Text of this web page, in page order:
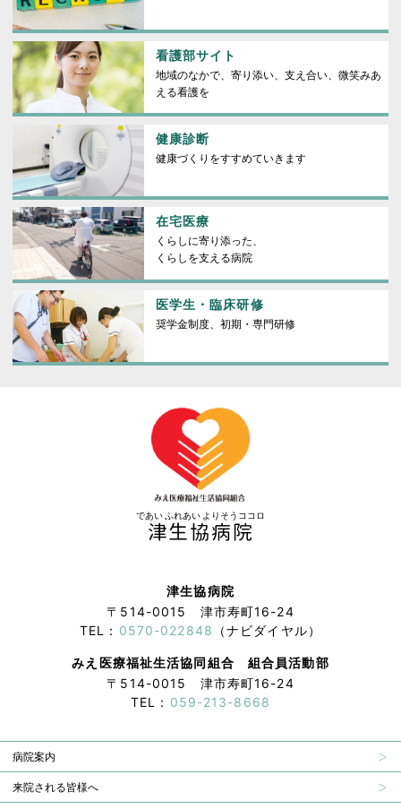
看護部サイト
地域のなかで、寄り添い、支え合い、微笑みあ
える看護を
健康診断
健康づくりをすすめていきます
在宅医療
くらしに寄り添った、
くらしを支える病院
医学生・臨床研修
奨学金制度、初期・専門研修
病院案内
来院される皆様へ
であい ふれあい よりそうココロ
津生協病院
津生協病院
〒514-0015 津市寿町16-24
TEL： 0570-022848 （ナビダイヤル）
みえ医療福祉生活協同組合 組合員活動部
〒514-0015 津市寿町16-24
TEL： 059-213-8668